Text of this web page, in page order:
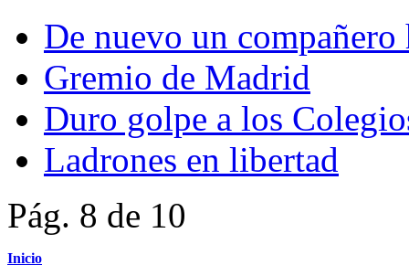
De nuevo un compañero
Gremio de Madrid
Duro golpe a los
Ladrones en libertad
Pág. 8 de 10
Inicio